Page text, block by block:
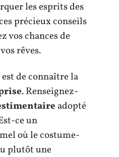
les esprits des
précieux conseils
vos chances de
rêves.
de connaître la
. Renseignez-
adopté
ce un
où le costume-
plutôt une